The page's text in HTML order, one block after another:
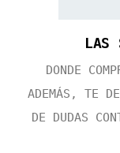
LAS
DONDE
ADEMÁS, TE
DE DUDAS